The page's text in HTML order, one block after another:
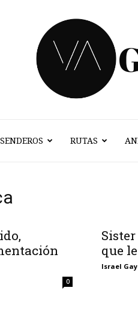
SENDEROS RUTAS
0
que
Israel